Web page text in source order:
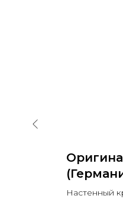
Black
Настенный